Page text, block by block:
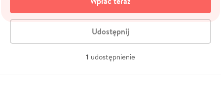
Udostępnij
1 udostępnienie